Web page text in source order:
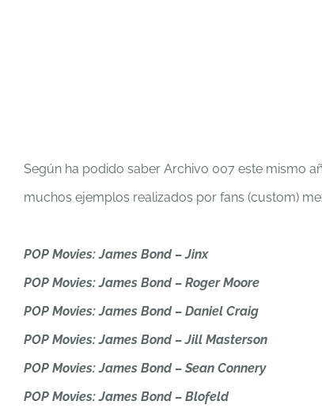
Según ha podido saber Archivo 007 este mismo
muchos ejemplos realizados por fans (custom)
POP Movies: James Bond – Jinx
POP Movies: James Bond – Roger Moore
POP Movies: James Bond – Daniel Craig
POP Movies: James Bond – Jill Masterson
POP Movies: James Bond – Sean Connery
POP Movies: James Bond – Blofeld